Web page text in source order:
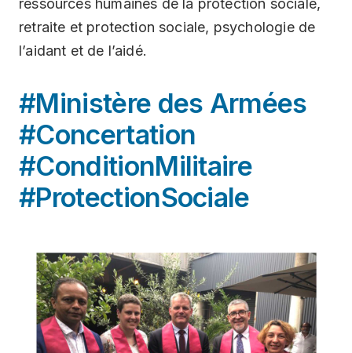
retraite et protection sociale, psychologie de
l’aidant et de l’aidé.
#Ministère des Armées
#Concertation
#ConditionMilitaire
#ProtectionSociale